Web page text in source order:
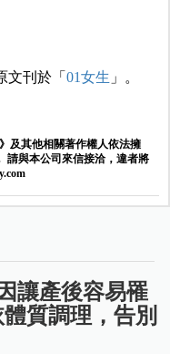
文刊於「 01女生 」。
及其他相關著作權人依法擁
請與本公司來信接洽，違者將
讓產後容易罹
質調理，告別